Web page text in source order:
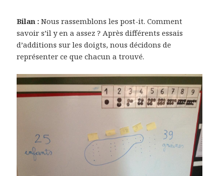
Bilan : Nous rassemblons les post-it. Comment
savoir s’il y en a assez ? Après différents essais
d’additions sur les doigts, nous décidons de
représenter ce que chacun a trouvé.